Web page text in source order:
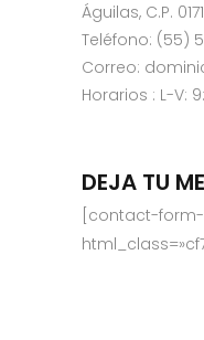
Águilas, C.P.
Teléfono: (55)
Correo:
Horarios : L-V:
DEJA TU
[contact-form-